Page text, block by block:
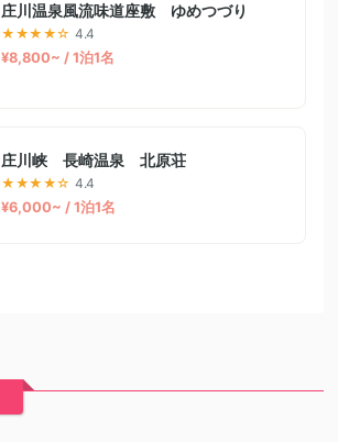
庄川温泉風流味道座敷 ゆめつづり
★★★★☆ 4.4
¥8,800~ / 1泊1名
庄川峡 長崎温泉 北原荘
★★★★☆ 4.4
¥6,000~ / 1泊1名